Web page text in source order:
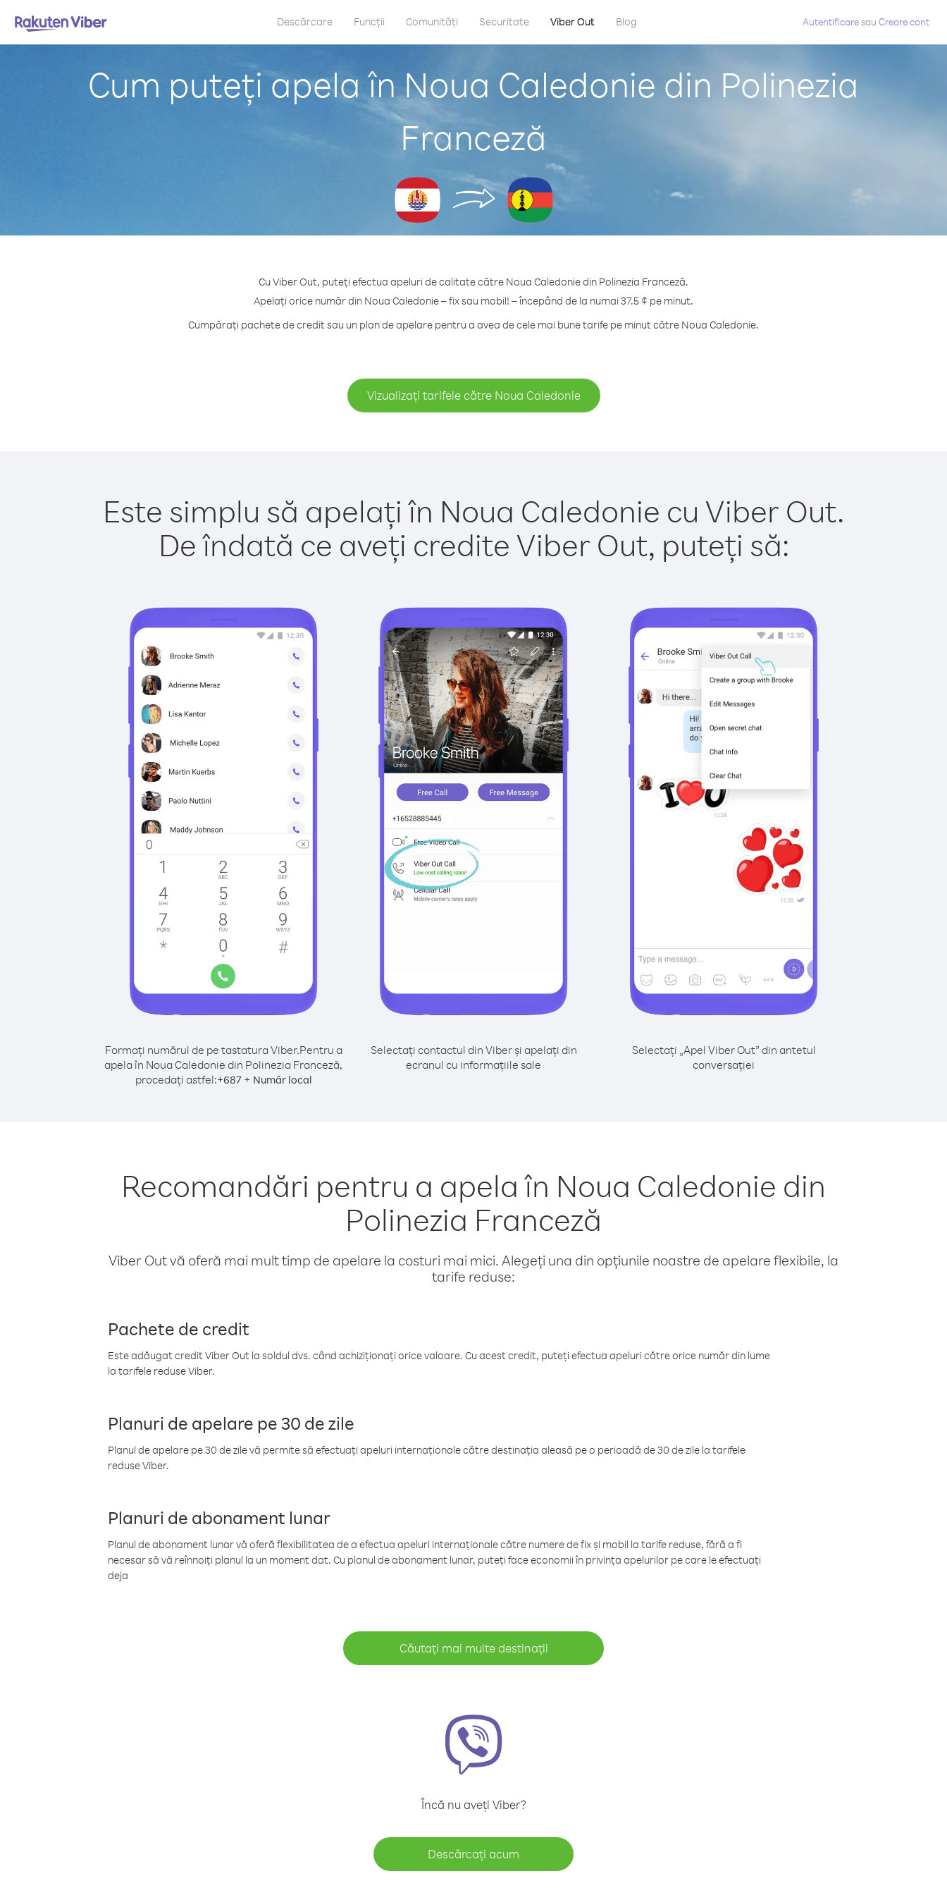
Descărcare Funcții Comunități Securitate Viber Out Blog Autentificaresau Creare cont
Cum puteți apela în Noua Caledonie din Polinezia
Franceză
Cu Viber Out, puteți efectua apeluri de calitate către Noua Caledonie din Polinezia Franceză.
Apelați orice număr din Noua Caledonie – fix sau mobil! – începând de la numai 37.5 ¢ pe minut.
Cumpărați pachete de credit sau un plan de apelare pentru a avea de cele mai bune tarife pe minut către Noua Caledonie.
Vizualizați tarifele către Noua Caledonie
Este simplu să apelați în Noua Caledonie cu Viber Out.
De îndată ce aveți credite Viber Out, puteți să:
Formați numărul de pe tastatura Viber.Pentru a
apela în Noua Caledonie din Polinezia Franceză,
procedați astfel:+687+ Număr local
Selectați contactul din Viber și apelați din
ecranul cu informațiile sale
Selectați „Apel Viber Out” din antetul
conversației
Recomandări pentru a apela în Noua Caledonie din
Polinezia Franceză
Viber Out vă oferă mai mult timp de apelare la costuri mai mici. Alegeți una din opțiunile noastre de apelare flexibile, la
tarife reduse:
Pachete de credit
Este adăugat credit Viber Out la soldul dvs. când achiziționați orice valoare. Cu acest credit, puteți efectua apeluri către orice număr din lume
la tarifele reduse Viber.
Planuri de apelare pe 30 de zile
Planul de apelare pe 30 de zile vă permite să efectuați apeluri internaționale către destinația aleasă pe o perioadă de 30 de zile la tarifele
reduse Viber.
Planuri de abonament lunar
Planul de abonament lunar vă oferă flexibilitatea de a efectua apeluri internaționale către numere de fix și mobil la tarife reduse, fără a fi
necesar să vă reînnoiți planul la un moment dat. Cu planul de abonament lunar, puteți face economii în privința apelurilor pe care le efectuați
deja
Căutați mai multe destinații
Încă nu aveți Viber?
Descărcați acum